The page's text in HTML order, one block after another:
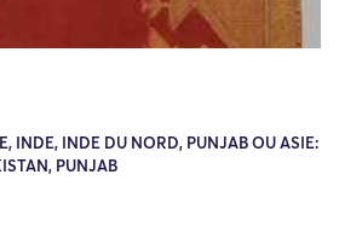
INDE, INDE DU NORD, PUNJAB OU ASIE:
PUNJAB